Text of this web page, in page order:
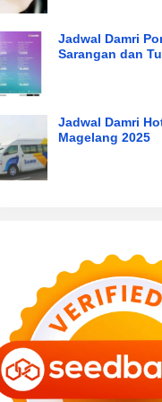
Jadwal Damri
Sarangan dan
Jadwal Damri
Magelang 2025